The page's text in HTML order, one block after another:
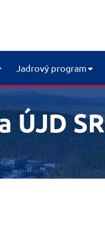
Jadrový program
ÚJD SR